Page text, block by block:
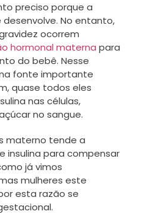
preciso porque a
No entanto,
ocorrem
hormonal materna para
do bebê. Nesse
fonte importante
quase todos eles
nas células,
no sangue.
materno tende a
insulina para compensar
já vimos
mulheres este
esta razão se